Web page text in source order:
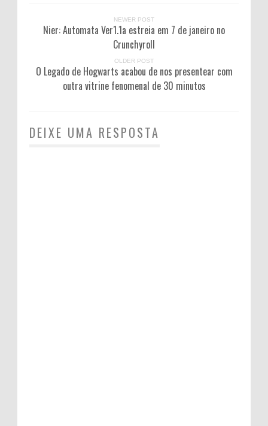
NEWER POST
Nier: Automata Ver1.1a estreia em 7 de janeiro no
Crunchyroll
OLDER POST
O Legado de Hogwarts acabou de nos presentear com
outra vitrine fenomenal de 30 minutos
DEIXE UMA RESPOSTA